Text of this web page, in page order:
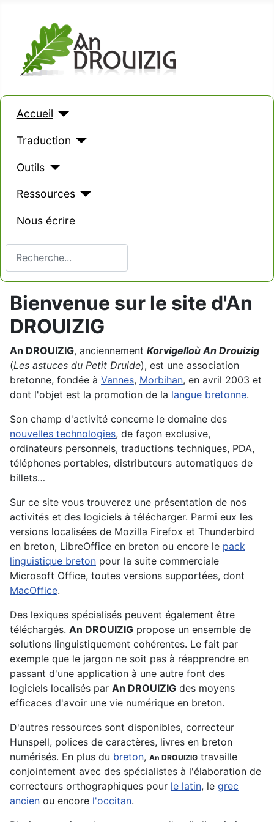
Accueil
Traduction
Outils
Ressources
Nous écrire
Type 2 or more characters for results.
Bienvenue sur le site d'An
DROUIZIG
An DROUIZIG, anciennement Korvigelloù An Drouizig
(Les astuces du Petit Druide), est une association
bretonne, fondée à Vannes, Morbihan, en avril 2003 et
dont l'objet est la promotion de la langue bretonne.
Son champ d'activité concerne le domaine des
nouvelles technologies, de façon exclusive,
ordinateurs personnels, traductions techniques, PDA,
téléphones portables, distributeurs automatiques de
billets…
Sur ce site vous trouverez une présentation de nos
activités et des logiciels à télécharger. Parmi eux les
versions localisées de Mozilla Firefox et Thunderbird
en breton, LibreOffice en breton ou encore le pack
linguistique breton pour la suite commerciale
Microsoft Office, toutes versions supportées, dont
MacOffice.
Des lexiques spécialisés peuvent également être
téléchargés. An DROUIZIG propose un ensemble de
solutions linguistiquement cohérentes. Le fait par
exemple que le jargon ne soit pas à réapprendre en
passant d'une application à une autre font des
logiciels localisés par An DROUIZIG des moyens
efficaces d'avoir une vie numérique en breton.
D'autres ressources sont disponibles, correcteur
Hunspell, polices de caractères, livres en breton
numérisés. En plus du breton, An DROUIZIG travaille
conjointement avec des spécialistes à l'élaboration de
correcteurs orthographiques pour le latin, le grec
ancien ou encore l'occitan.